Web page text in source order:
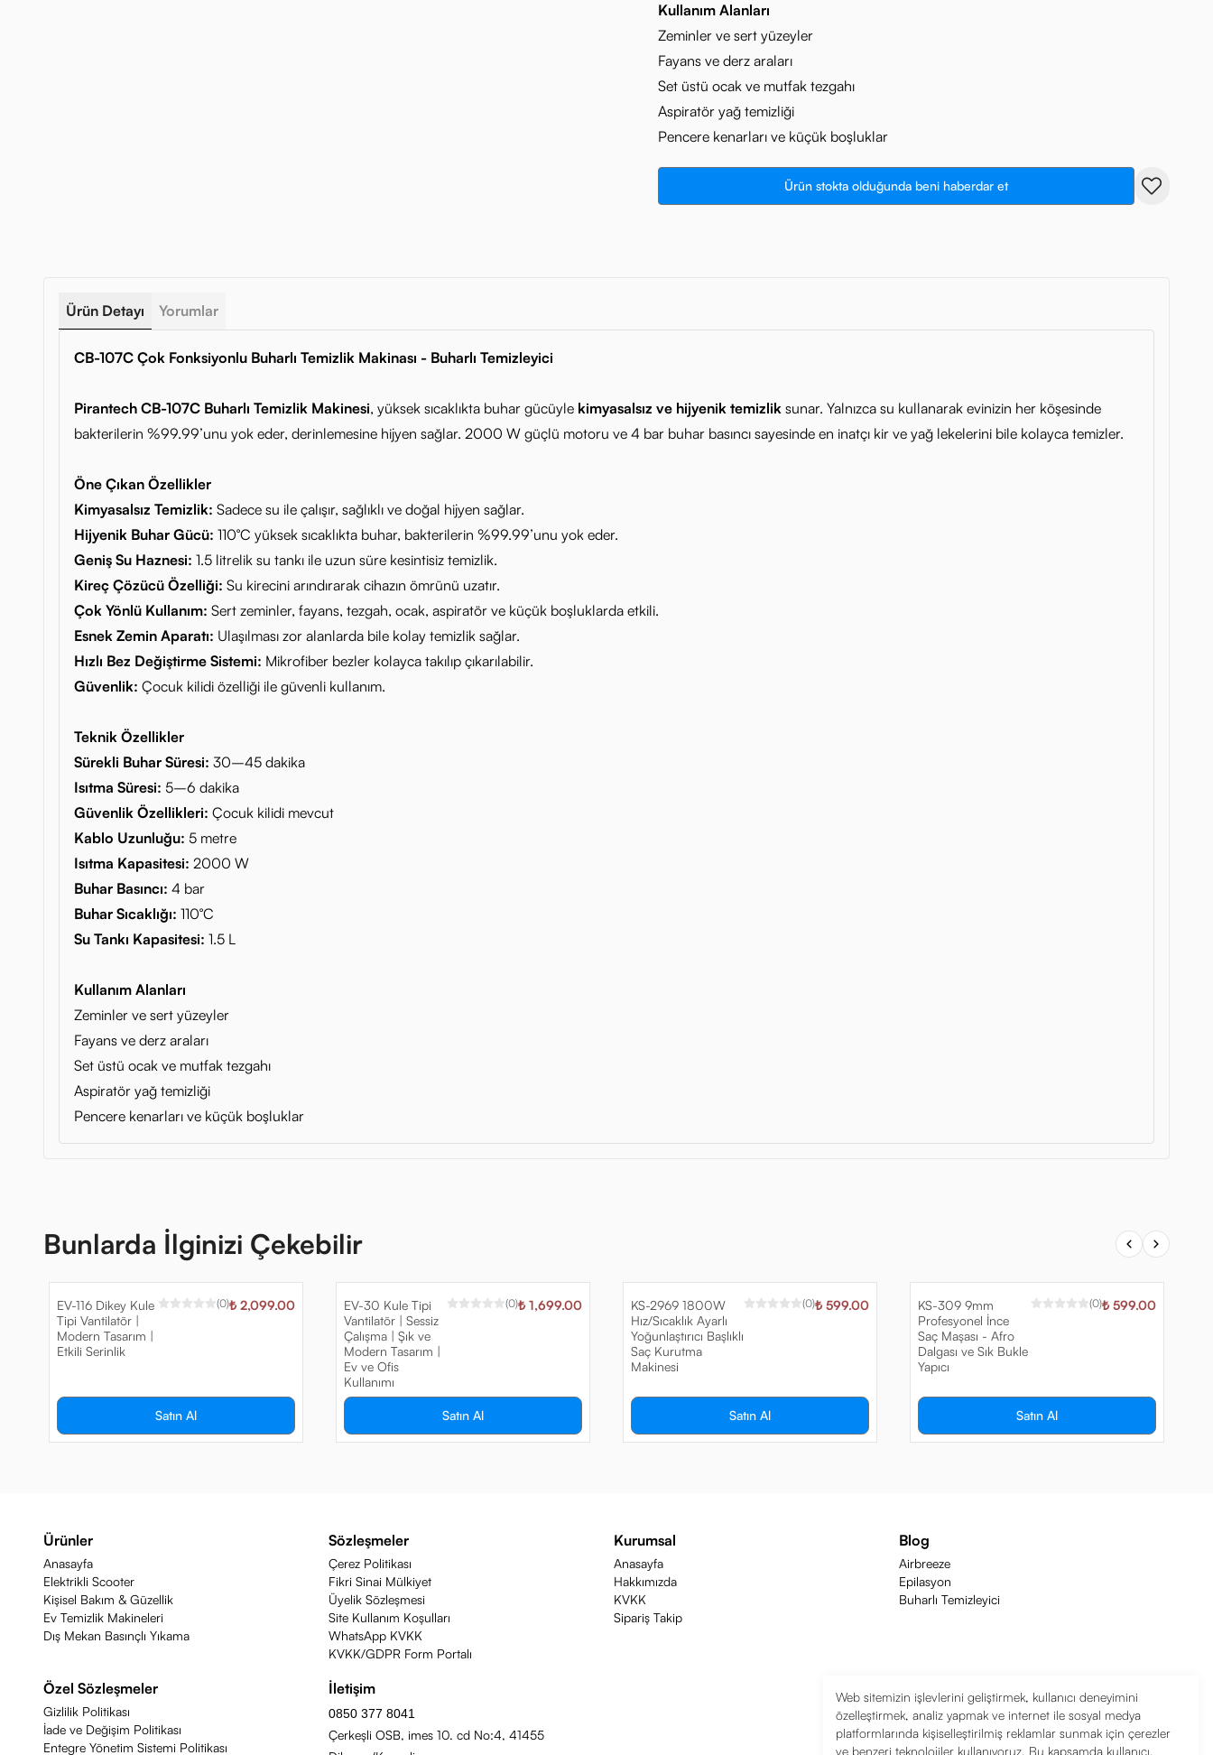
Web sitemizin işlevlerini geliştirmek, kullanıcı deneyimini
özelleştirmek, analiz yapmak ve internet ile sosyal medya
platformlarında kişiselleştirilmiş reklamlar sunmak için çerezler
ve benzeri teknolojiler kullanıyoruz. Bu kapsamda kullanıcı,
Kullanım Alanları
Zeminler ve sert yüzeyler
Fayans ve derz araları
Set üstü ocak ve mutfak tezgahı
Aspiratör yağ temizliği
Pencere kenarları ve küçük boşluklar
Ürün stokta olduğunda beni haberdar et
Ürün Detayı Yorumlar
CB-107C Çok Fonksiyonlu Buharlı Temizlik Makinası - Buharlı Temizleyici
Pirantech CB-107C Buharlı Temizlik Makinesi, yüksek sıcaklıkta buhar gücüyle kimyasalsız ve hijyenik temizlik sunar. Yalnızca su kullanarak evinizin her köşesinde
bakterilerin %99.99’unu yok eder, derinlemesine hijyen sağlar. 2000 W güçlü motoru ve 4 bar buhar basıncı sayesinde en inatçı kir ve yağ lekelerini bile kolayca temizler.
Öne Çıkan Özellikler
Kimyasalsız Temizlik: Sadece su ile çalışır, sağlıklı ve doğal hijyen sağlar.
Hijyenik Buhar Gücü: 110°C yüksek sıcaklıkta buhar, bakterilerin %99.99’unu yok eder.
Geniş Su Haznesi: 1.5 litrelik su tankı ile uzun süre kesintisiz temizlik.
Kireç Çözücü Özelliği: Su kirecini arındırarak cihazın ömrünü uzatır.
Çok Yönlü Kullanım: Sert zeminler, fayans, tezgah, ocak, aspiratör ve küçük boşluklarda etkili.
Esnek Zemin Aparatı: Ulaşılması zor alanlarda bile kolay temizlik sağlar.
Hızlı Bez Değiştirme Sistemi: Mikrofiber bezler kolayca takılıp çıkarılabilir.
Güvenlik: Çocuk kilidi özelliği ile güvenli kullanım.
Teknik Özellikler
Sürekli Buhar Süresi: 30–45 dakika
Isıtma Süresi: 5–6 dakika
Güvenlik Özellikleri: Çocuk kilidi mevcut
Kablo Uzunluğu: 5 metre
Isıtma Kapasitesi: 2000 W
Buhar Basıncı: 4 bar
Buhar Sıcaklığı: 110°C
Su Tankı Kapasitesi: 1.5 L
Kullanım Alanları
Zeminler ve sert yüzeyler
Fayans ve derz araları
Set üstü ocak ve mutfak tezgahı
Aspiratör yağ temizliği
Pencere kenarları ve küçük boşluklar
Bunlarda İlginizi Çekebilir
EV-116 Dikey Kule
Tipi Vantilatör |
Modern Tasarım |
Etkili Serinlik
(0)₺ 2,099.00
Satın Al
EV-30 Kule Tipi
Vantilatör | Sessiz
Çalışma | Şık ve
Modern Tasarım |
Ev ve Ofis
Kullanımı
(0)₺ 1,699.00
Satın Al
KS-2969 1800W
Hız/Sıcaklık Ayarlı
Yoğunlaştırıcı Başlıklı
Saç Kurutma
Makinesi
(0)₺ 599.00
Satın Al
KS-309 9mm
Profesyonel İnce
Saç Maşası - Afro
Dalgası ve Sık Bukle
Yapıcı
(0)₺ 599.00
Satın Al
Ürünler
Anasayfa
Elektrikli Scooter
Kişisel Bakım & Güzellik
Ev Temizlik Makineleri
Dış Mekan Basınçlı Yıkama
Sözleşmeler
Çerez Politikası
Fikri Sinai Mülkiyet
Üyelik Sözleşmesi
Site Kullanım Koşulları
WhatsApp KVKK
KVKK/GDPR Form Portalı
Kurumsal
Anasayfa
Hakkımızda
KVKK
Sipariş Takip
Blog
Airbreeze
Epilasyon
Buharlı Temizleyici
Özel Sözleşmeler
Gizlilik Politikası
İade ve Değişim Politikası
Entegre Yönetim Sistemi Politikası
İletişim
0850 377 8041
Çerkeşli OSB, imes 10. cd No:4, 41455